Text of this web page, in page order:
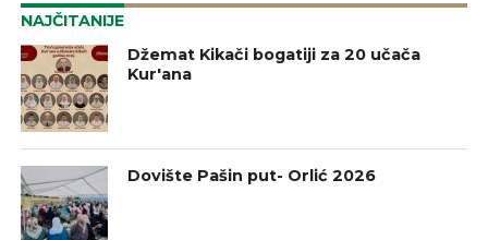
NAJČITANIJE
Džemat Kikači bogatiji za 20 učača
Kur'ana
Dovište Pašin put- Orlić 2026